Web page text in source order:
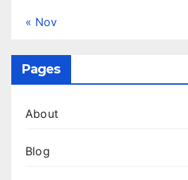
« Nov
Pages
About
Blog